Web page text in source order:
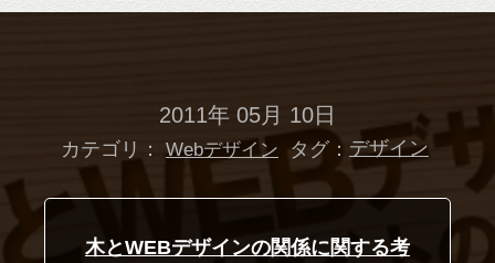
2011年 05月 10日
カテゴリ： Webデザイン タグ： デザイン
木とWEBデザインの関係に関する考